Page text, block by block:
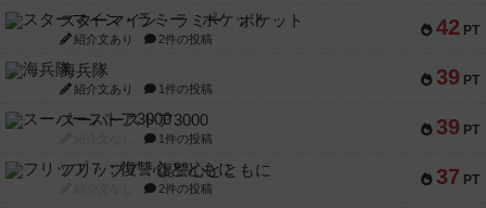
42 PT
スターマイン・ラミー ポケット
紹介文あり 2件の投稿
39 PT
海兵隊
紹介文あり 1件の投稿
39 PT
スーパーストア3000
1件の投稿
37 PT
フリップ７：復讐心とともに
2件の投稿